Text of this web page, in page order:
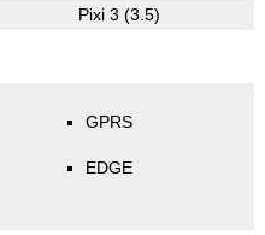
Pixi 3 (3.5)
GPRS
EDGE